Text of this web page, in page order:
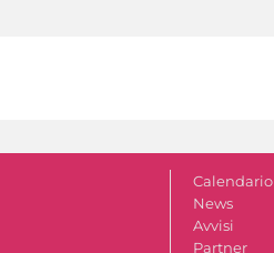
Calendario
News
Avvisi
Partner